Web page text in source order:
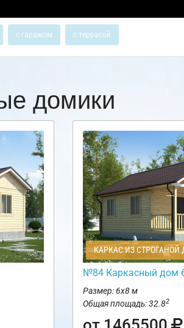
с гаражом с террасой
домики
КАРКАС ИЗ СТРОГАНОЙ
№84 Каркасный дом
Размер: 6х8 м
Общая площадь: 32.82